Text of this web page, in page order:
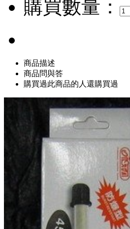
購買數量：
商品描述
商品問與答
購買過此商品的人還購買過